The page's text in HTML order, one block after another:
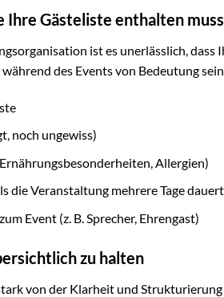
Gästeliste enthalten muss
ist es unerlässlich,
des Events von Bedeutung
noch ungewiss)
Allergien)
die Veranstaltung mehrere Tage dauert
Event (z. B. Sprecher, Ehrengast)
zu halten
von der Klarheit und